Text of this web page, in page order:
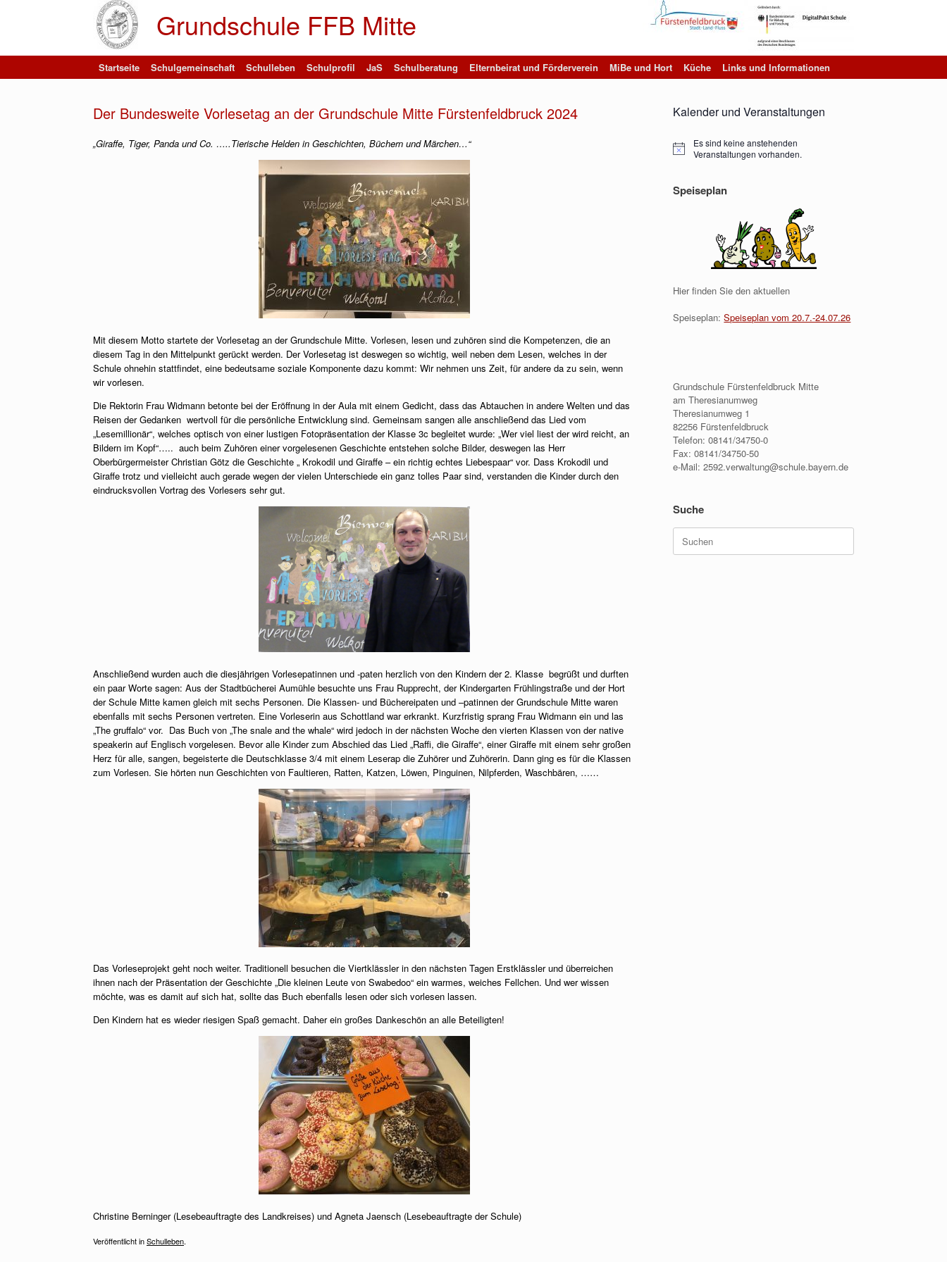
Grundschule FFB Mitte
Startseite Schulgemeinschaft Schulleben Schulprofil JaS Schulberatung Elternbeirat und Förderverein MiBe und Hort Küche Links und Informationen
Der Bundesweite Vorlesetag an der Grundschule Mitte Fürstenfeldbruck 2024
„Giraffe, Tiger, Panda und Co. …..Tierische Helden in Geschichten, Büchern und Märchen…“
Mit diesem Motto startete der Vorlesetag an der Grundschule Mitte. Vorlesen, lesen und zuhören sind die Kompetenzen, die an
diesem Tag in den Mittelpunkt gerückt werden. Der Vorlesetag ist deswegen so wichtig, weil neben dem Lesen, welches in der
Schule ohnehin stattfindet, eine bedeutsame soziale Komponente dazu kommt: Wir nehmen uns Zeit, für andere da zu sein, wenn
wir vorlesen.
Die Rektorin Frau Widmann betonte bei der Eröffnung in der Aula mit einem Gedicht, dass das Abtauchen in andere Welten und das
Reisen der Gedanken wertvoll für die persönliche Entwicklung sind. Gemeinsam sangen alle anschließend das Lied vom
„Lesemillionär“, welches optisch von einer lustigen Fotopräsentation der Klasse 3c begleitet wurde: „Wer viel liest der wird reicht, an
Bildern im Kopf“….. auch beim Zuhören einer vorgelesenen Geschichte entstehen solche Bilder, deswegen las Herr
Oberbürgermeister Christian Götz die Geschichte „ Krokodil und Giraffe – ein richtig echtes Liebespaar“ vor. Dass Krokodil und
Giraffe trotz und vielleicht auch gerade wegen der vielen Unterschiede ein ganz tolles Paar sind, verstanden die Kinder durch den
eindrucksvollen Vortrag des Vorlesers sehr gut.
Anschließend wurden auch die diesjährigen Vorlesepatinnen und -paten herzlich von den Kindern der 2. Klasse begrüßt und durften
ein paar Worte sagen: Aus der Stadtbücherei Aumühle besuchte uns Frau Rupprecht, der Kindergarten Frühlingstraße und der Hort
der Schule Mitte kamen gleich mit sechs Personen. Die Klassen- und Büchereipaten und –patinnen der Grundschule Mitte waren
ebenfalls mit sechs Personen vertreten. Eine Vorleserin aus Schottland war erkrankt. Kurzfristig sprang Frau Widmann ein und las
„The gruffalo“ vor. Das Buch von „The snale and the whale“ wird jedoch in der nächsten Woche den vierten Klassen von der native
speakerin auf Englisch vorgelesen. Bevor alle Kinder zum Abschied das Lied „Raffi, die Giraffe“, einer Giraffe mit einem sehr großen
Herz für alle, sangen, begeisterte die Deutschklasse 3/4 mit einem Leserap die Zuhörer und Zuhörerin. Dann ging es für die Klassen
zum Vorlesen. Sie hörten nun Geschichten von Faultieren, Ratten, Katzen, Löwen, Pinguinen, Nilpferden, Waschbären, ……
Das Vorleseprojekt geht noch weiter. Traditionell besuchen die Viertklässler in den nächsten Tagen Erstklässler und überreichen
ihnen nach der Präsentation der Geschichte „Die kleinen Leute von Swabedoo“ ein warmes, weiches Fellchen. Und wer wissen
möchte, was es damit auf sich hat, sollte das Buch ebenfalls lesen oder sich vorlesen lassen.
Den Kindern hat es wieder riesigen Spaß gemacht. Daher ein großes Dankeschön an alle Beteiligten!
Christine Berninger (Lesebeauftragte des Landkreises) und Agneta Jaensch (Lesebeauftragte der Schule)
Veröffentlicht inSchulleben.
Kalender und Veranstaltungen
Hinweis
Es sind keine anstehenden
Veranstaltungen vorhanden.
Speiseplan
Hier finden Sie den aktuellen
Speiseplan:Speiseplan vom 20.7.-24.07.26
Grundschule Fürstenfeldbruck Mitte
am Theresianumweg
Theresianumweg 1
82256 Fürstenfeldbruck
Telefon: 08141/34750-0
Fax: 08141/34750-50
e-Mail: 2592.verwaltung@schule.bayern.de
Suche
Suche
nach: